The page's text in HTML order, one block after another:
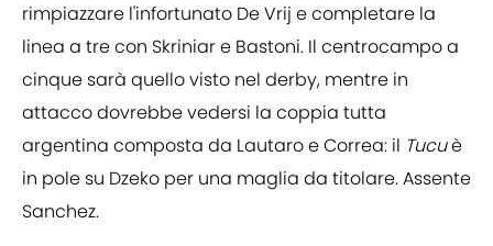
rimpiazzare l'infortunato De Vrij e completare la
linea a tre con Skriniar e Bastoni. Il centrocampo a
cinque sarà quello visto nel derby, mentre in
attacco dovrebbe vedersi la coppia tutta
argentina composta da Lautaro e Correa: il Tucuè
in pole su Dzeko per una maglia da titolare. Assente
Sanchez.